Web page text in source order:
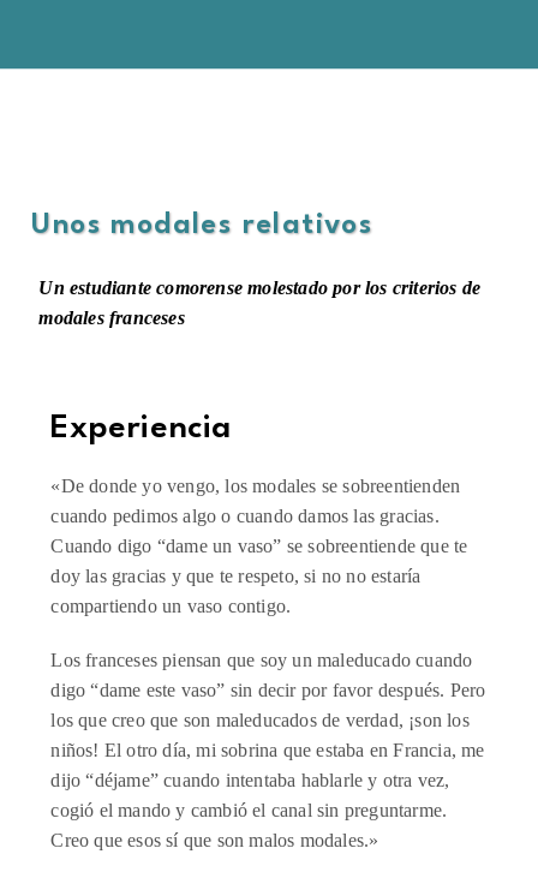
Unos modales relativos
Un estudiante comorense molestado por los criterios de
modales franceses
Experiencia
«De donde yo vengo, los modales se sobreentienden
cuando pedimos algo o cuando damos las gracias.
Cuando digo “dame un vaso” se sobreentiende que te
doy las gracias y que te respeto, si no no estaría
compartiendo un vaso contigo.
Los franceses piensan que soy un maleducado cuando
digo “dame este vaso” sin decir por favor después. Pero
los que creo que son maleducados de verdad, ¡son los
niños! El otro día, mi sobrina que estaba en Francia, me
dijo “déjame” cuando intentaba hablarle y otra vez,
cogió el mando y cambió el canal sin preguntarme.
Creo que esos sí que son malos modales.»